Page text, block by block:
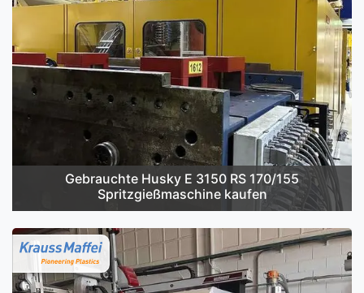
Gebrauchte Husky E 3150 RS 170/155
Spritzgießmaschine kaufen